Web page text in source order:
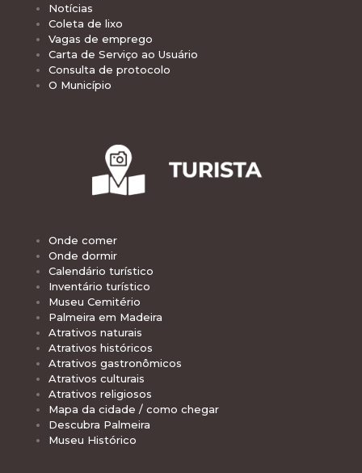
Notícias
Coleta de lixo
Vagas de emprego
Carta de Serviço ao Usuário
Consulta de protocolo
O Município
Onde comer
Onde dormir
Calendário turístico
Inventário turístico
Museu Cemitério
Palmeira em Madeira
Atrativos naturais
Atrativos históricos
Atrativos gastronômicos
Atrativos culturais
Atrativos religiosos
Mapa da cidade / como chegar
Descubra Palmeira
Museu Histórico